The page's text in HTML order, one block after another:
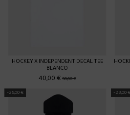
HOCKEY X INDEPENDENT DECAL TEE
BLANCO
40,00 €50,00 €
-25,00 € -23,00 €